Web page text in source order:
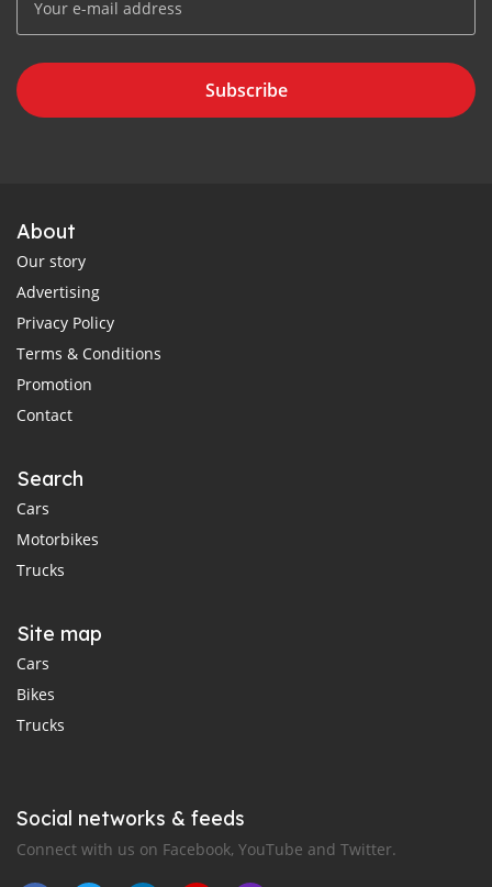
Subscribe
About
Our story
Advertising
Privacy Policy
Terms & Conditions
Promotion
Contact
Search
Cars
Motorbikes
Trucks
Site map
Cars
Bikes
Trucks
Social networks & feeds
Connect with us on Facebook, YouTube and Twitter.